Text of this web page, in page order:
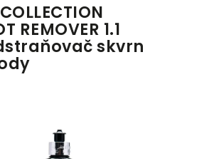
REMOVER 1.1
skvrn